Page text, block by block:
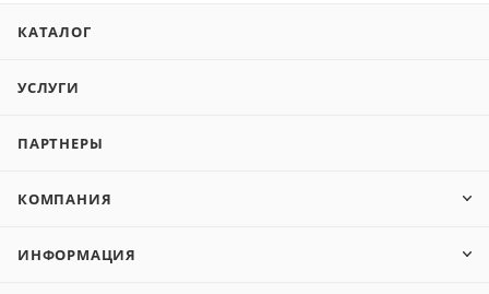
КАТАЛОГ
УСЛУГИ
ПАРТНЕРЫ
КОМПАНИЯ
ИНФОРМАЦИЯ